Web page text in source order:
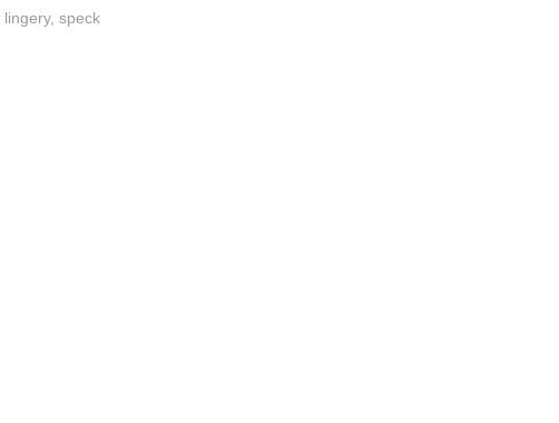
lingery, speck